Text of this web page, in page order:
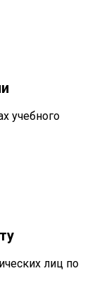
учебного
лиц по